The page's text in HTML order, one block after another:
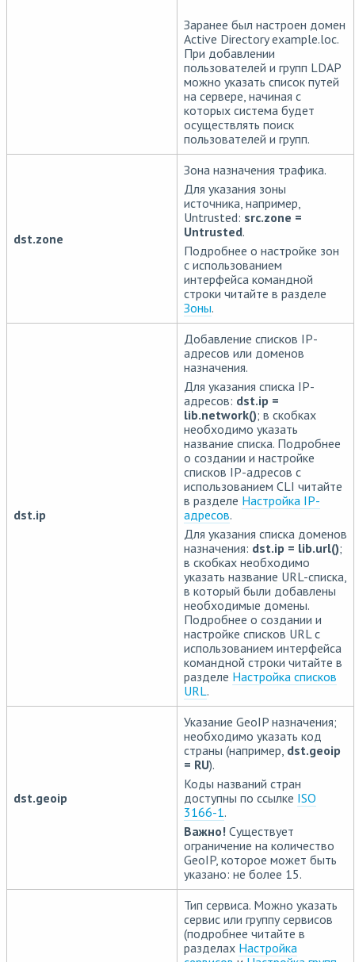
Заранее был настроен домен
Active Directory example.loc.
При добавлении
пользователей и групп LDAP
можно указать список путей
на сервере, начиная с
которых система будет
осуществлять поиск
пользователей и групп.
dst.zone
Зона назначения трафика.
Для указания зоны
источника, например,
Untrusted: src.zone =
Untrusted.
Подробнее о настройке зон
с использованием
интерфейса командной
строки читайте в разделе
Зоны.
dst.ip
Добавление списков IP-
адресов или доменов
назначения.
Для указания списка IP-
адресов: dst.ip =
lib.network(); в скобках
необходимо указать
название списка. Подробнее
о создании и настройке
списков IP-адресов с
использованием CLI читайте
в разделе Настройка IP-
адресов.
Для указания списка доменов
назначения: dst.ip = lib.url();
в скобках необходимо
указать название URL-списка,
в который были добавлены
необходимые домены.
Подробнее о создании и
настройке списков URL с
использованием интерфейса
командной строки читайте в
разделе Настройка списков
URL.
dst.geoip
Указание GeoIP назначения;
необходимо указать код
страны (например, dst.geoip
= RU).
Коды названий стран
доступны по ссылке ISO
3166-1.
Важно! Существует
ограничение на количество
GeoIP, которое может быть
указано: не более 15.
Тип сервиса. Можно указать
сервис или группу сервисов
(подробнее читайте в
разделах Настройка